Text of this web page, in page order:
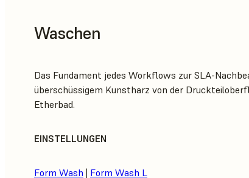
Waschen
Das Fundament jedes Workflows zur SLA-
überschüssigem Kunstharz von der
Etherbad.
EINSTELLUNGEN
Form Wash | Form Wash L